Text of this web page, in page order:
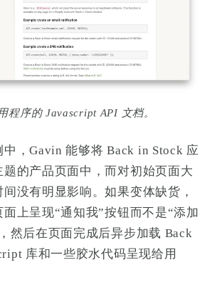
程序的 Javascript API 文档。
，Gavin 能够将 Back in Stock 应
题的产品页面中，而对初始页面大
没有明显影响。如果变体缺货，
上呈现“通知我”按钮而不是“添加
然后在页面完成后异步加载 Back
库和一些胶水代码呈现给用